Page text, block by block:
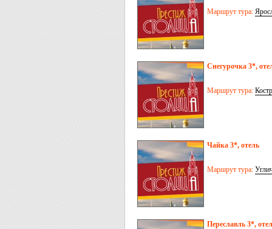
Маршрут тура:
Снегурочка 3*,
Маршрут тура:
Чайка 3*, отель
Маршрут тура:
Переславль 3*,